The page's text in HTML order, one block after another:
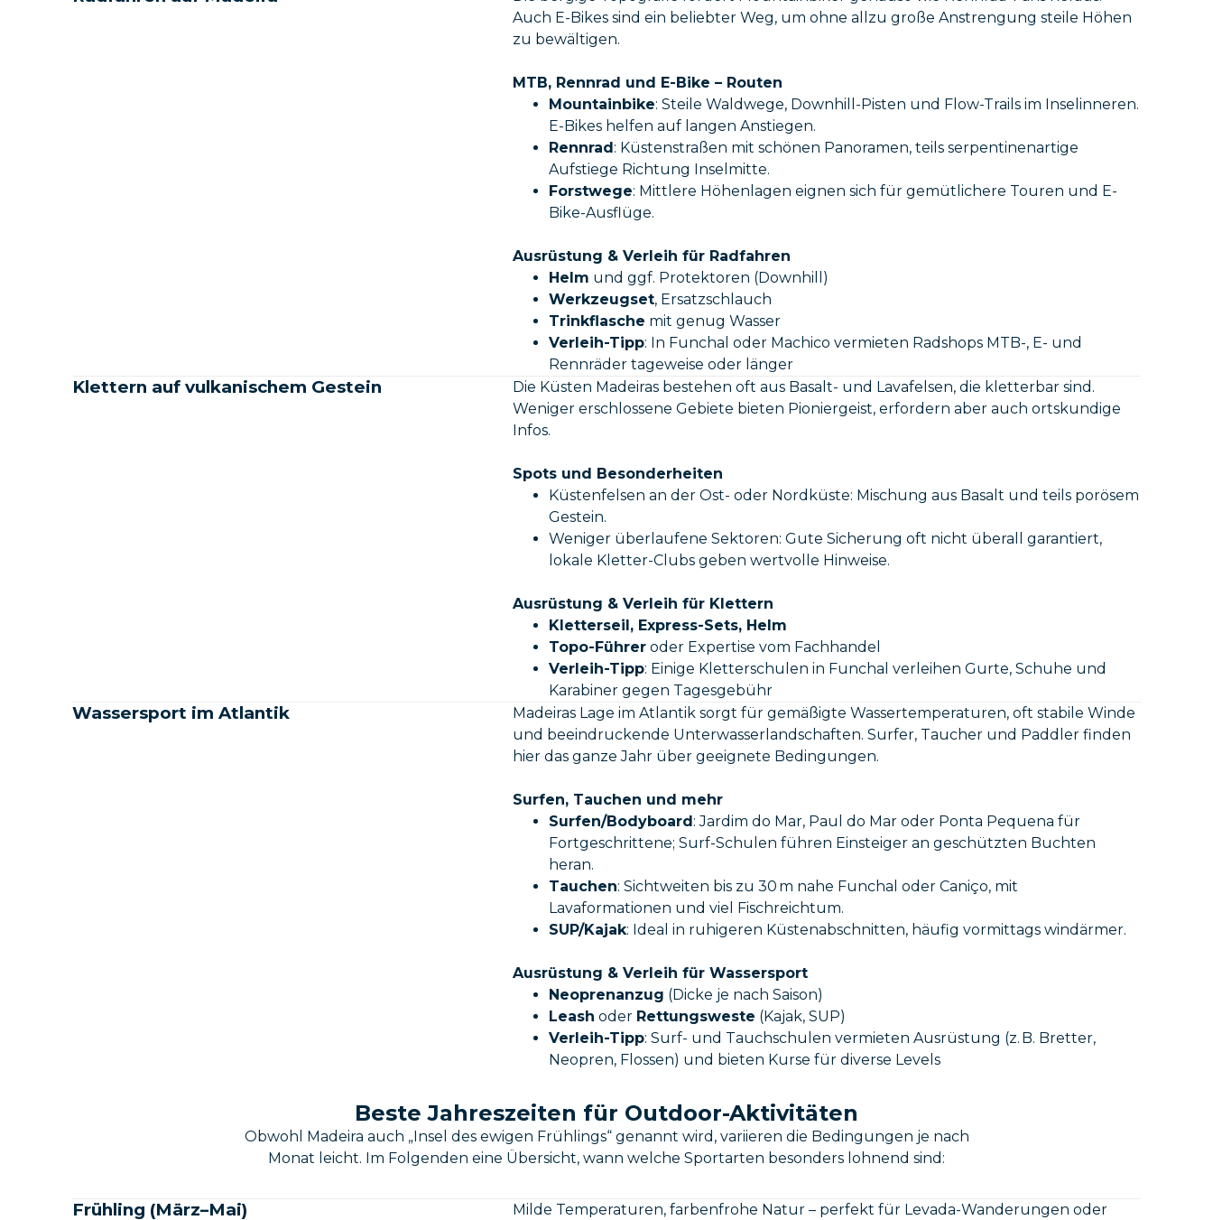
Auch E-Bikes sind ein beliebter Weg, um ohne allzu große Anstrengung steile Höhen
zu bewältigen.
MTB, Rennrad und E-Bike – Routen
Mountainbike: Steile Waldwege, Downhill-Pisten und Flow-Trails im Inselinneren.
E-Bikes helfen auf langen Anstiegen.
Rennrad: Küstenstraßen mit schönen Panoramen, teils serpentinenartige
Aufstiege Richtung Inselmitte.
Forstwege: Mittlere Höhenlagen eignen sich für gemütlichere Touren und E-
Bike-Ausflüge.
Ausrüstung & Verleih für Radfahren
Helm und ggf. Protektoren (Downhill)
Werkzeugset, Ersatzschlauch
Trinkflasche mit genug Wasser
Verleih-Tipp: In Funchal oder Machico vermieten Radshops MTB-, E- und
Rennräder tageweise oder länger
Klettern auf vulkanischem Gestein
Die Küsten Madeiras bestehen oft aus Basalt- und Lavafelsen, die kletterbar sind.
Weniger erschlossene Gebiete bieten Pioniergeist, erfordern aber auch ortskundige
Infos.
Spots und Besonderheiten
Küstenfelsen an der Ost- oder Nordküste: Mischung aus Basalt und teils porösem
Gestein.
Weniger überlaufene Sektoren: Gute Sicherung oft nicht überall garantiert,
lokale Kletter-Clubs geben wertvolle Hinweise.
Ausrüstung & Verleih für Klettern
Kletterseil, Express-Sets, Helm
Topo-Führeroder Expertise vom Fachhandel
Verleih-Tipp: Einige Kletterschulen in Funchal verleihen Gurte, Schuhe und
Karabiner gegen Tagesgebühr
Wassersport im Atlantik
Madeiras Lage im Atlantik sorgt für gemäßigte Wassertemperaturen, oft stabile Winde
und beeindruckende Unterwasserlandschaften. Surfer, Taucher und Paddler finden
hier das ganze Jahr über geeignete Bedingungen.
Surfen, Tauchen und mehr
Surfen/Bodyboard: Jardim do Mar, Paul do Mar oder Ponta Pequena für
Fortgeschrittene; Surf-Schulen führen Einsteiger an geschützten Buchten
heran.
Tauchen: Sichtweiten bis zu 30 m nahe Funchal oder Caniço, mit
Lavaformationen und viel Fischreichtum.
SUP/Kajak: Ideal in ruhigeren Küstenabschnitten, häufig vormittags windärmer.
Ausrüstung & Verleih für Wassersport
Neoprenanzug (Dicke je nach Saison)
Leash oder Rettungsweste (Kajak, SUP)
Verleih-Tipp: Surf- und Tauchschulen vermieten Ausrüstung (z. B. Bretter,
Neopren, Flossen) und bieten Kurse für diverse Levels
Beste Jahreszeiten für Outdoor-Aktivitäten
Obwohl Madeira auch „Insel des ewigen Frühlings“ genannt wird, variieren die Bedingungen je nach
Monat leicht. Im Folgenden eine Übersicht, wann welche Sportarten besonders lohnend sind:
Frühling (März–Mai) Milde Temperaturen, farbenfrohe Natur – perfekt für Levada-Wanderungen oder